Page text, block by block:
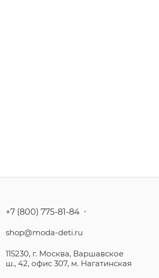
+7 (800) 775-81-84
shop@moda-deti.ru
115230, г. Москва, Варшавское
ш., 42, офис 307, м. Нагатинская